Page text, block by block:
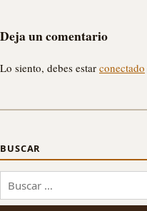
Deja un comentario
Lo siento, debes estar conectado
BUSCAR
Buscar: